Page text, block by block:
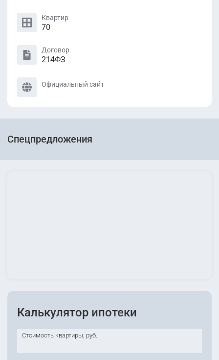
Квартир
70
Договор
214ФЗ
Официальный сайт
Спецпредложения
Калькулятор ипотеки
Стоимость квартиры, руб.